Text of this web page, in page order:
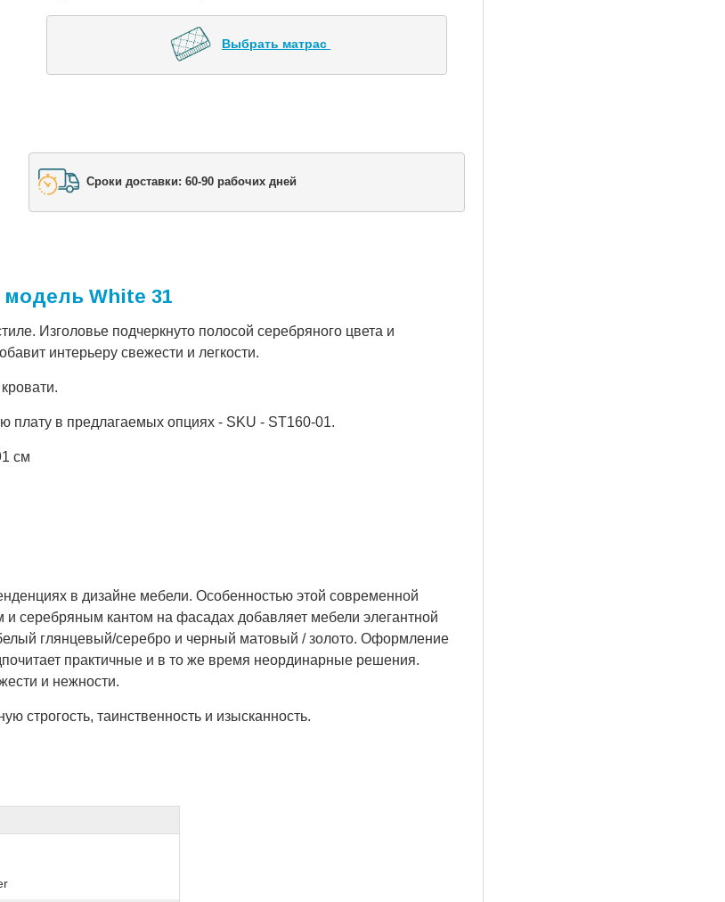
Выбрать матрас
Сроки доставки: 60-90 рабочих дней
модель White 31
Изголовье подчеркнуто полосой серебряного цвета и
интерьеру свежести и легкости.
плату в предлагаемых опциях - SKU - ST160-01.
см
в дизайне мебели. Особенностью этой современной
серебряным кантом на фасадах добавляет мебели элегантной
глянцевый/серебро и черный матовый / золото. Оформление
практичные и в то же время неординарные решения.
и нежности.
строгость, таинственность и изысканность.